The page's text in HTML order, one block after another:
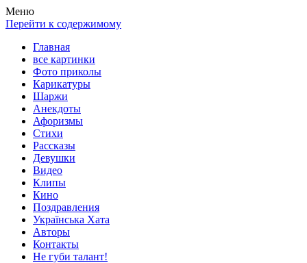
Весела хата — прикольные картинки, смешные истории,
клипы!
Покажем всем ваши фото приколы, карикатуры, шаржи, стихи,
рассказы, видео и песни!
Меню
Перейти к содержимому
Главная
все картинки
Фото приколы
Карикатуры
Шаржи
Анекдоты
Афоризмы
Стихи
Рассказы
Девушки
Видео
Клипы
Кино
Поздравления
Українська Хата
Авторы
Контакты
Не губи талант!